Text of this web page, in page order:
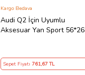
Audi Q2 İçin Uyumlu
Aksesuar Yan Sport 56*26
Kargo Bedava
Sepet Fiyatı761,67 TL